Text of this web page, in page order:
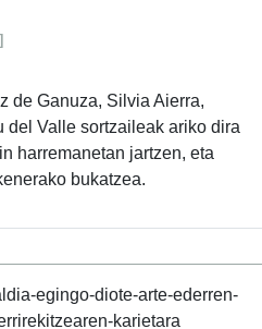
de Ganuza, Silvia Aierra,
del Valle sortzaileak ariko dira
harremanetan jartzen, eta
bukatzea.